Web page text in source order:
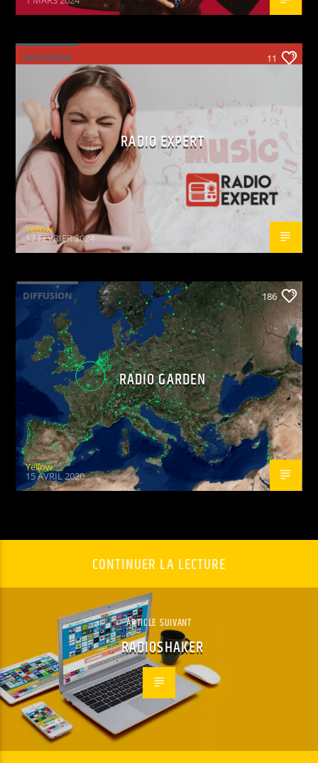
DIFFUSION 11
RADIO EXPERT
Yellow
17 FÉVRIER 2024
DIFFUSION 186
RADIO GARDEN
Yellow
15 AVRIL 2020
CONTINUER LA LECTURE
ARTICLE SUIVANT
RADIOSHAKER